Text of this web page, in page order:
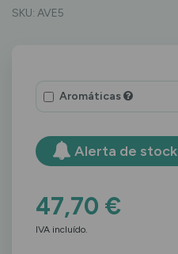
SKU: AVE5
Aromáticas
Alerta de stock
47,70 €
IVA incluído.